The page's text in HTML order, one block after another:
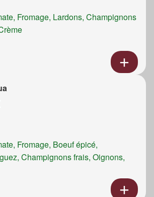
Fromage, Lardons, Champignons
Fromage, Boeuf épicé,
Champignons frais, Oignons,